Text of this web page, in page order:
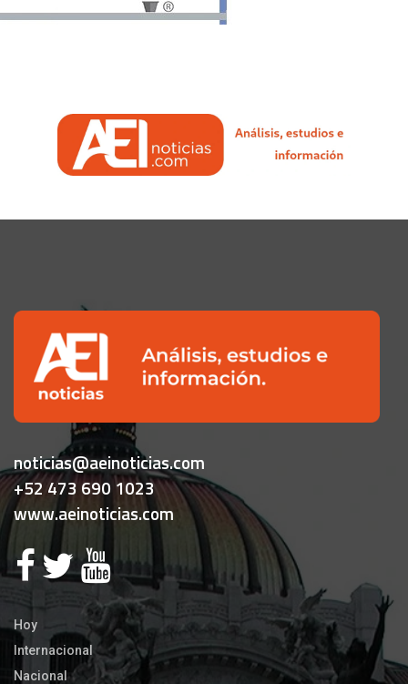
noticias@aeinoticias.com
+52 473 690 1023
www.aeinoticias.com
Hoy
Internacional
Nacional